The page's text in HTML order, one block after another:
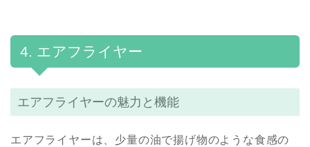
4. エアフライヤー
エアフライヤーの魅力と機能
エアフライヤーは、少量の油で揚げ物のような食感の